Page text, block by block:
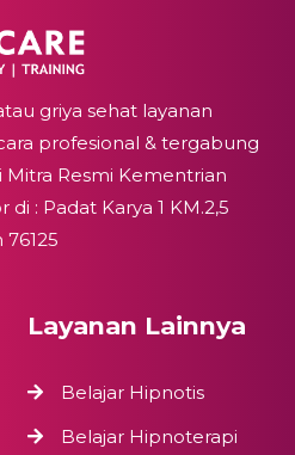
griya sehat layanan
profesional & tergabung
Mitra Resmi Kementrian
: Padat Karya 1 KM.2,5
Layanan Lainnya
Belajar Hipnotis
Belajar Hipnoterapi